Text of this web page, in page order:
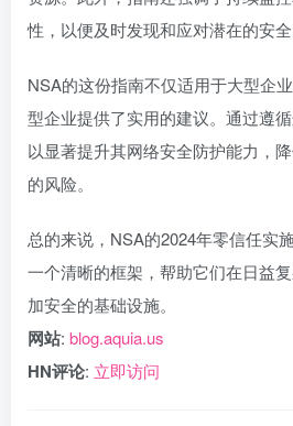
性，以便及时发现和应对潜在的安全
NSA的这份指南不仅适用于大型企
型企业提供了实用的建议。通过遵
以显著提升其网络安全防护能力，
的风险。
总的来说，NSA的2024年零信任实
一个清晰的框架，帮助它们在日益
加安全的基础设施。
网站: blog.aquia.us
HN评论: 立即访问